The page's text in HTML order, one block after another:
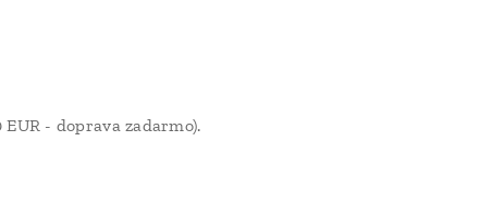
- doprava zadarmo).